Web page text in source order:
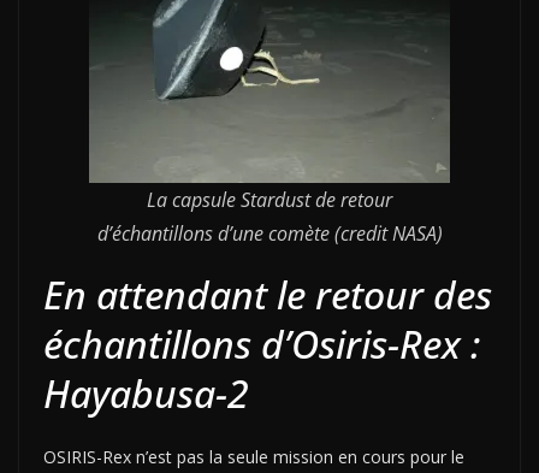
La capsule Stardust de retour
d’échantillons d’une comète (credit NASA)
En attendant le retour des
échantillons d’Osiris-Rex :
Hayabusa-2
OSIRIS-Rex n’est pas la seule mission en cours pour le